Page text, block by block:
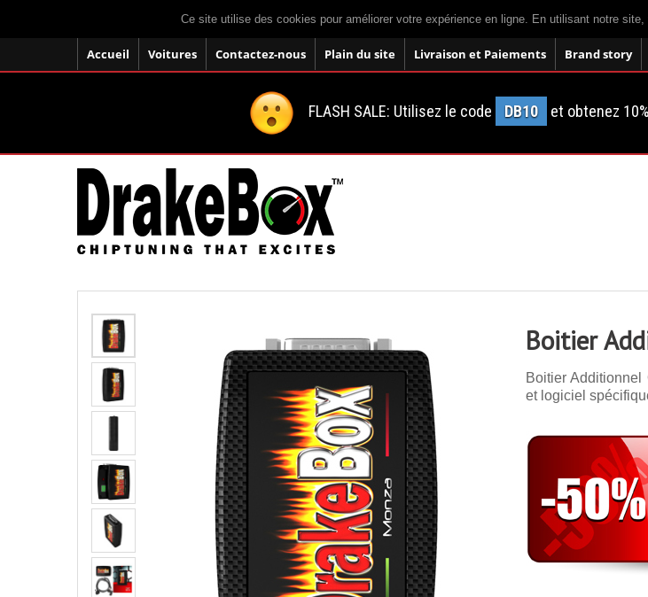
Ce site utilise des cookies pour améliorer votre expérience en ligne. En utilisant notre
Accueil Voitures Contactez-nous Plain du site Livraison et Paiements Brand story
FLASH SALE: Utilisez le code DB10 et obtenez
Boitier
Boitier
et logiciel